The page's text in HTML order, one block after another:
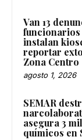
Van 13
funcionarios
instalan
reportar
Zona Centro
agosto 1, 2026
SEMAR
asegura 3
químicos en